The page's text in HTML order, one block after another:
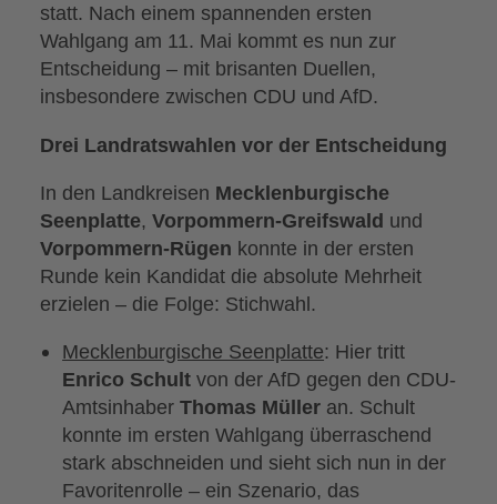
statt. Nach einem spannenden ersten
Wahlgang am 11. Mai kommt es nun zur
Entscheidung – mit brisanten Duellen,
insbesondere zwischen CDU und AfD.
Drei Landratswahlen vor der Entscheidung
In den Landkreisen Mecklenburgische
Seenplatte,Vorpommern-Greifswald und
Vorpommern-Rügen konnte in der ersten
Runde kein Kandidat die absolute Mehrheit
erzielen – die Folge: Stichwahl.
Mecklenburgische Seenplatte: Hier tritt
Enrico Schult von der AfD gegen den CDU-
AmtsinhaberThomas Müller an. Schult
konnte im ersten Wahlgang überraschend
stark abschneiden und sieht sich nun in der
Favoritenrolle – ein Szenario, das